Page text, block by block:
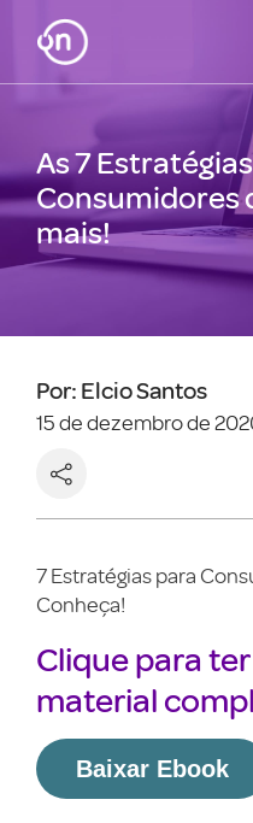
As 7
Consumidores
mais!
Por: Elcio Santos
15 de dezembro de
7 Estratégias para
Conheça!
Clique para
material
Baixar Ebook